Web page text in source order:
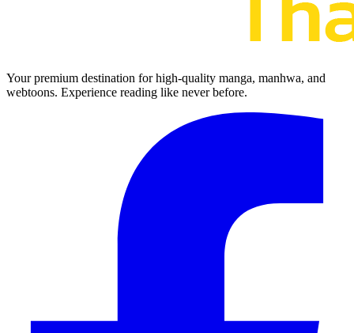
Your premium destination for high-quality manga, manhwa, and
webtoons. Experience reading like never before.